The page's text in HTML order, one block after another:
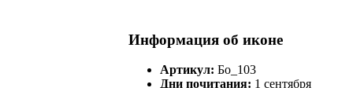
Информация об иконе
Артикул: Бо_103
Дни почитания: 1 сентября